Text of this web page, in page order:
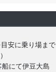
目安に乗り場まで
にて伊豆大島